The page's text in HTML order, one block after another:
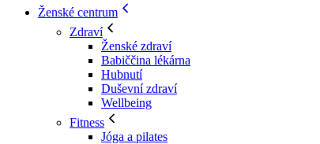
Ženské centrum
Zdraví
Ženské zdraví
Babiččina lékárna
Hubnutí
Duševní zdraví
Wellbeing
Fitness
Jóga a pilates